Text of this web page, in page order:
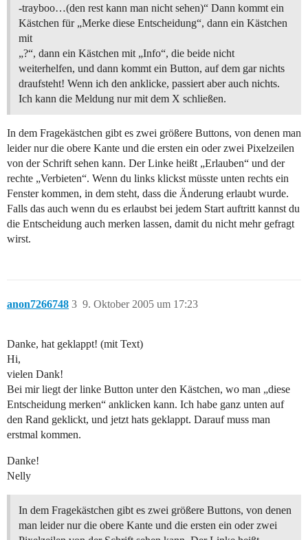
-trayboo…(den rest kann man nicht sehen)“ Dann kommt ein
Kästchen für „Merke diese Entscheidung“, dann ein Kästchen
mit
„?“, dann ein Kästchen mit „Info“, die beide nicht
weiterhelfen, und dann kommt ein Button, auf dem gar nichts
draufsteht! Wenn ich den anklicke, passiert aber auch nichts.
Ich kann die Meldung nur mit dem X schließen.
In dem Fragekästchen gibt es zwei größere Buttons, von denen man
leider nur die obere Kante und die ersten ein oder zwei Pixelzeilen
von der Schrift sehen kann. Der Linke heißt „Erlauben“ und der
rechte „Verbieten“. Wenn du links klickst müsste unten rechts ein
Fenster kommen, in dem steht, dass die Änderung erlaubt wurde.
Falls das auch wenn du es erlaubst bei jedem Start auftritt kannst du
die Entscheidung auch merken lassen, damit du nicht mehr gefragt
wirst.
anon7266748 9. Oktober 2005 um 17:23
3
Danke, hat geklappt! (mit Text)
Hi,
vielen Dank!
Bei mir liegt der linke Button unter den Kästchen, wo man „diese
Entscheidung merken“ anklicken kann. Ich habe ganz unten auf
den Rand geklickt, und jetzt hats geklappt. Darauf muss man
erstmal kommen.
Danke!
Nelly
In dem Fragekästchen gibt es zwei größere Buttons, von denen
man leider nur die obere Kante und die ersten ein oder zwei